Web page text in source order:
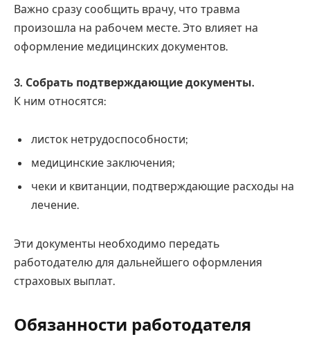
Важно сразу сообщить врачу, что травма
произошла на рабочем месте. Это влияет на
оформление медицинских документов.
3. Собрать подтверждающие документы.
К ним относятся:
листок нетрудоспособности;
медицинские заключения;
чеки и квитанции, подтверждающие расходы на
лечение.
Эти документы необходимо передать
работодателю для дальнейшего оформления
страховых выплат.
Обязанности работодателя